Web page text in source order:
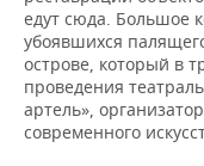
ОПК
ЭНЕРГЕТИКА
УСЛУГИ
МЕДИА
ВЫЕЗДНАЯ
БИЗНЕС-БРАНЧИ
НОВОСТИ СПОРТА
ФУТБОЛ
ОБЩЕСТВО
НОВОСТИ
ФОТОГАЛЕРЕЯ
едут сюда. Большое
убоявшихся
острове, который в
проведения
артель»,
современного